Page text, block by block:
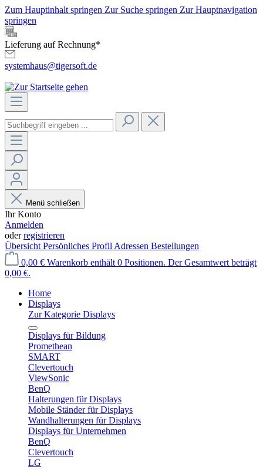
Zum Hauptinhalt springen Zur Suche springen Zur Hauptnavigation
springen
Lieferung auf Rechnung*
systemhaus@tigersoft.de
Menü schließen
Ihr Konto
Anmelden
oderregistrieren
Übersicht Persönliches Profil Adressen Bestellungen
0,00 € Warenkorb enthält 0 Positionen. Der Gesamtwert beträgt
0,00 €.
Home
Displays
Zur Kategorie Displays
Displays für Bildung
Promethean
SMART
Clevertouch
ViewSonic
BenQ
Halterungen für Displays
Mobile Ständer für Displays
Wandhalterungen für Displays
Displays für Unternehmen
BenQ
Clevertouch
LG